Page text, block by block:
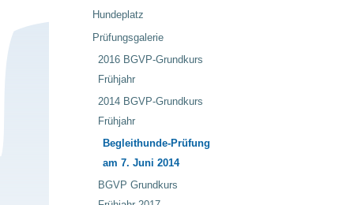
Hundeplatz
Prüfungsgalerie
2016 BGVP-Grundkurs
Frühjahr
2014 BGVP-Grundkurs
Frühjahr
Begleithunde-Prüfung
am 7. Juni 2014
BGVP Grundkurs